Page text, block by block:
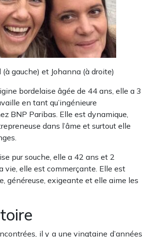
gauche) et Johanna (à droite)
bordelaise âgée de 44 ans, elle a 3
en tant qu’ingénieure
BNP Paribas. Elle est dynamique,
dans l’âme et surtout elle
pur souche, elle a 42 ans et 2
vie, elle est commerçante. Elle est
généreuse, exigeante et elle aime les
il y a une vingtaine d’années